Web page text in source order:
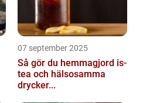
07 september 2025
Så gör du hemmagjord is-
tea och hälsosamma
drycker...